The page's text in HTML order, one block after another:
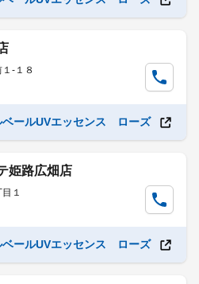
-１８
ールUVエッセンス ローズ
姫路広畑店
１
ールUVエッセンス ローズ